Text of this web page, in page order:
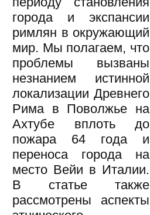
города и экспансии
римлян в окружающий
мир. Мы полагаем, что
проблемы вызваны
незнанием истинной
локализации Древнего
Рима в Поволжье на
Ахтубе вплоть до
пожара 64 года и
переноса города на
место Вейи в Италии.
В статье также
рассмотрены аспекты